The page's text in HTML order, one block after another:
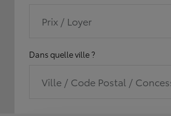
Prix / Loyer
Dans quelle ville ?
Ville / Code Postal /